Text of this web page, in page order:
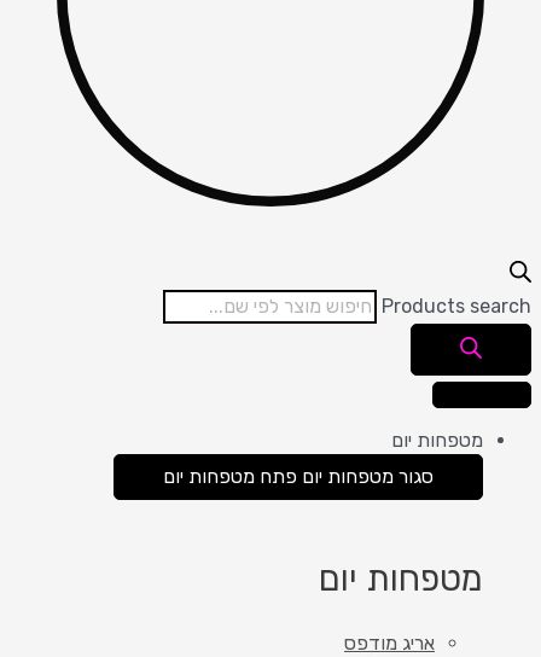
Products search
מטפחות יום
סגור מטפחות יום פתח מטפחות יום
מטפחות יום
אריג מודפס